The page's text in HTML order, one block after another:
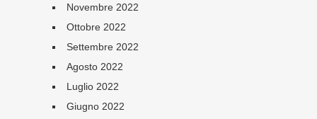
Novembre 2022
Ottobre 2022
Settembre 2022
Agosto 2022
Luglio 2022
Giugno 2022